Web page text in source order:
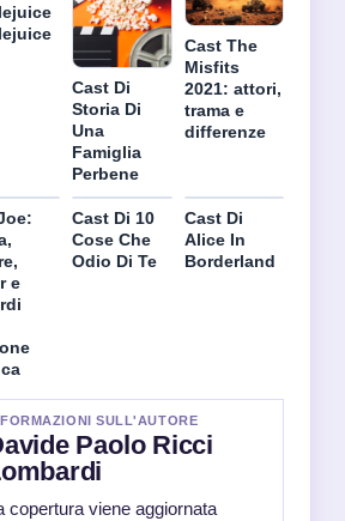
Cast Di
Storia Di
Una
Famiglia
Perbene
Cast The
Misfits
2021: attori,
trama e
differenze
e
Cast Di 10
Cose Che
Odio Di Te
Cast Di
Alice In
Borderland
SULL'AUTORE
Paolo Ricci
copertura viene aggiornata